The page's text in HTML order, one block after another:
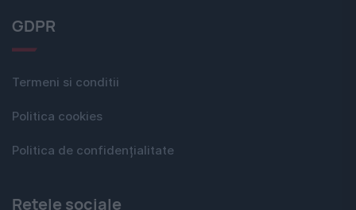
GDPR
Termeni si conditii
Politica cookies
Politica de confidențialitate
Rețele sociale